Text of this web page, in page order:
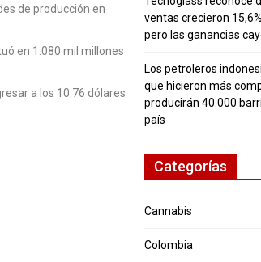
de producción en
en 1.080 mil millones
a los 10.76 dólares
ventas crecieron
pero las ganancias
Los petroleros
que hicieron más
producirán 40.000
país
Categorías
Cannabis
Colombia